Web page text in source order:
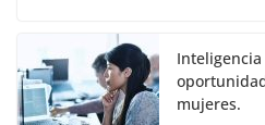
mujeres.